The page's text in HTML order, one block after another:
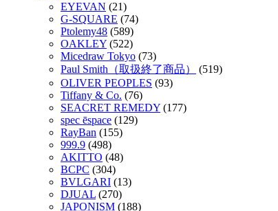
EYEVAN (21)
G-SQUARE (74)
Ptolemy48 (589)
OAKLEY (522)
Micedraw Tokyo (73)
Paul Smith（取扱終了商品）
(519)
OLIVER PEOPLES (93)
Tiffany & Co. (76)
SEACRET REMEDY (177)
spec ēspace (129)
RayBan (155)
999.9 (498)
AKITTO (48)
BCPC (304)
BVLGARI (13)
DJUAL (270)
JAPONISM (188)